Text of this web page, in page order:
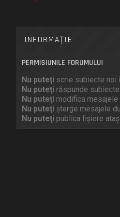
INFORMAŢIE
PERMISIUNILE FORUMULUI
Nu puteţi scrie subiecte noi
Nu puteţi răspunde
Nu puteţi modifica
Nu puteţi şterge mesajele
Nu puteţi publica fişiere